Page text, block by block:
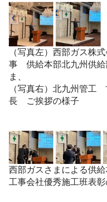
（写真左）西部ガス株
事　供給本部北九州供給
ま、
（写真右）北九州管工
長　ご挨拶の様子
西部ガスさまによる供
工事会社優秀施工班表